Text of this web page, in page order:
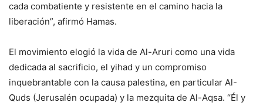
cada combatiente y resistente en el camino hacia la
liberación”, afirmó Hamas.
El movimiento elogió la vida de Al-Aruri como una vida
dedicada al sacrificio, el yihad y un compromiso
inquebrantable con la causa palestina, en particular Al-
Quds (Jerusalén ocupada) y la mezquita de Al-Aqsa. “Él y